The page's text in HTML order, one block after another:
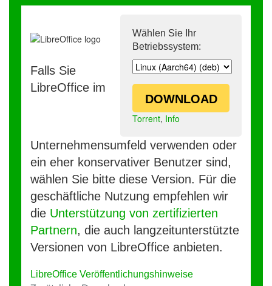
Wählen Sie Ihr
Betriebssystem:
DOWNLOAD
Torrent, Info
Falls Sie
LibreOffice im
Unternehmensumfeld verwenden oder
ein eher konservativer Benutzer sind,
wählen Sie bitte diese Version. Für die
geschäftliche Nutzung empfehlen wir
die Unterstützung von zertifizierten
Partnern, die auch langzeitunterstützte
Versionen von LibreOffice anbieten.
LibreOffice Veröffentlichungshinweise